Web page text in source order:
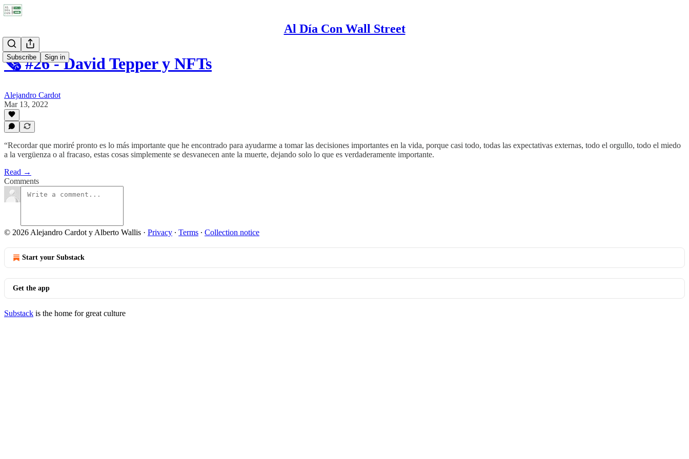
Al Día Con Wall Street
Subscribe Sign in
🗞 #26 - David Tepper y NFTs
Alejandro Cardot
Mar 13, 2022
“Recordar que moriré pronto es lo más importante que he encontrado para ayudarme a tomar las decisiones importantes en la vida, porque casi todo, todas las expectativas externas, todo el orgullo, todo el miedo
a la vergüenza o al fracaso, estas cosas simplemente se desvanecen ante la muerte, dejando solo lo que es verdaderamente importante.
Read →
Comments
© 2026 Alejandro Cardot y Alberto Wallis · Privacy ∙ Terms ∙ Collection notice
Start your Substack
Get the app
Substack is the home for great culture